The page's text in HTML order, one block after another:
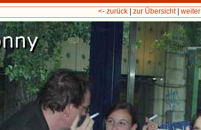
<- zurück| zur Übersicht|